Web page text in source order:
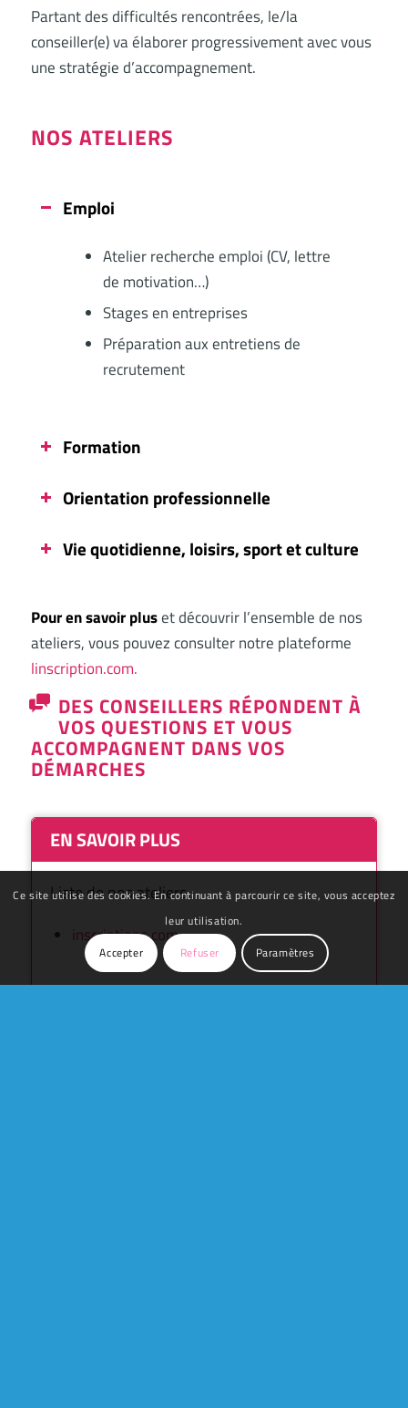
Partant des difficultés rencontrées, le/la
conseiller(e) va élaborer progressivement avec vous
une stratégie d’accompagnement.
NOS ATELIERS
Emploi
Atelier recherche emploi (CV, lettre
de motivation…)
Stages en entreprises
Préparation aux entretiens de
recrutement
Formation
Orientation professionnelle
Vie quotidienne, loisirs, sport et culture
Pour en savoir pluset découvrir l’ensemble de nos
ateliers, vous pouvez consulter notre plateforme
linscription.com.
DES CONSEILLERS RÉPONDENT À
VOS QUESTIONS ET VOUS
ACCOMPAGNENT DANS VOS
DÉMARCHES
EN SAVOIR PLUS
Liste de nos ateliers :
inscriptions.com
Ce site utilise des cookies. En continuant à parcourir ce site, vous acceptez
leur utilisation.
Accepter
Refuser Paramètres